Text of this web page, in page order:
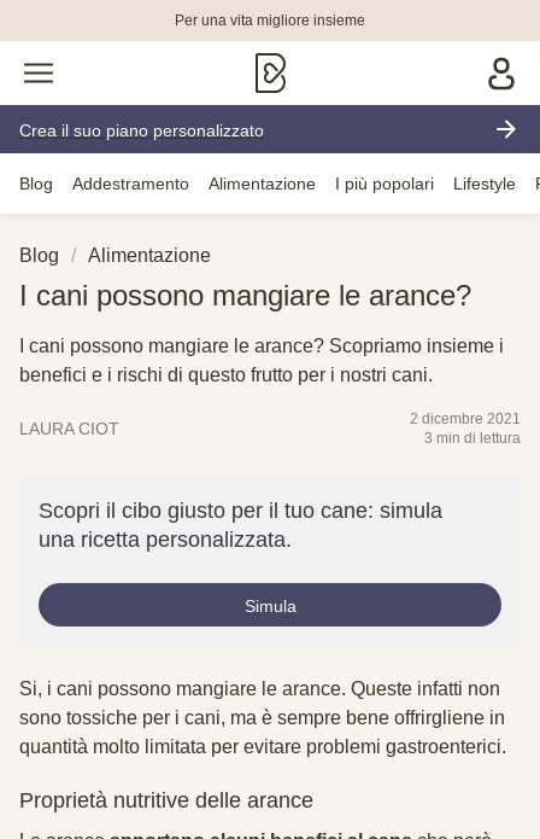
Per una vita migliore insieme
Crea il suo piano personalizzato
Blog Addestramento Alimentazione I più popolari Lifestyle
Blog Alimentazione
I cani possono mangiare le arance?
I cani possono mangiare le arance? Scopriamo insieme i
benefici e i rischi di questo frutto per i nostri cani.
LAURA CIOT
2 dicembre 2021
3 min di lettura
Scopri il cibo giusto per il tuo cane: simula
una ricetta personalizzata.
Simula
Si, i cani possono mangiare le arance. Queste infatti non
sono tossiche per i cani, ma è sempre bene offrirgliene in
quantità molto limitata per evitare problemi gastroenterici.
Proprietà nutritive delle arance